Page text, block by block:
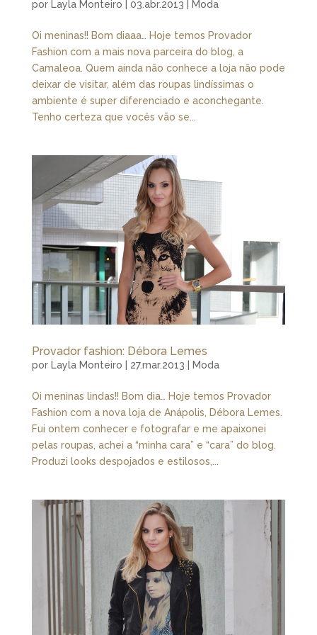
por Layla Monteiro 03.abr.2013 Moda
Oi meninas!! Bom diaaa… Hoje temos Provador
Fashion com a mais nova parceira do blog, a
Camaleoa. Quem ainda não conhece a loja não pode
deixar de visitar, além das roupas lindíssimas o
ambiente é super diferenciado e aconchegante.
Tenho certeza que vocês vão se...
Provador fashion: Débora Lemes
por Layla Monteiro 27.mar.2013 Moda
Oi meninas lindas!! Bom dia… Hoje temos Provador
Fashion com a nova loja de Anápolis, Débora Lemes.
Fui ontem conhecer e fotografar e me apaixonei
pelas roupas, achei a “minha cara” e “cara” do blog.
Produzi looks despojados e estilosos,...